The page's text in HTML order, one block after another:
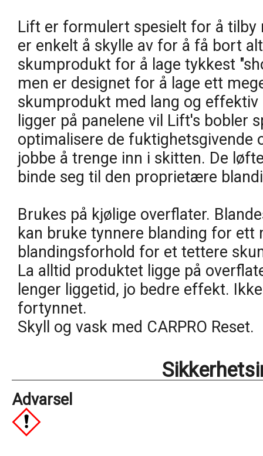
Lift er formulert spesielt for å
er enkelt å skylle av for å få bort
skumprodukt for å lage tykkest
men er designet for å lage ett
skumprodukt med lang og
ligger på panelene vil Lift's bobler
optimalisere de fuktighetsgivende
jobbe å trenge inn i skitten. De
binde seg til den proprietære
Brukes på kjølige overflater.
kan bruke tynnere blanding for
blandingsforhold for et tettere
La alltid produktet ligge på
lenger liggetid, jo bedre effekt.
fortynnet.
Skyll og vask med CARPRO Reset.
Advarsel